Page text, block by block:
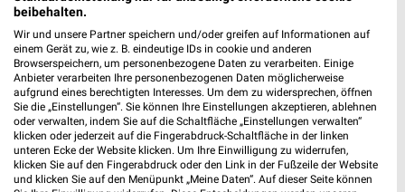
6 Prospekte
Müller Müller
beibehalten.
Wir und unsere Partner speichern und/oder greifen auf Informationen auf
einem Gerät zu, wie z. B. eindeutige IDs in cookie und anderen
Browserspeichern, um personenbezogene Daten zu verarbeiten. Einige
Anbieter verarbeiten Ihre personenbezogenen Daten möglicherweise
aufgrund eines berechtigten Interesses. Um dem zu widersprechen, öffnen
Sie die „Einstellungen“. Sie können Ihre Einstellungen akzeptieren, ablehnen
oder verwalten, indem Sie auf die Schaltfläche „Einstellungen verwalten“
klicken oder jederzeit auf die Fingerabdruck-Schaltfläche in der linken
unteren Ecke der Website klicken. Um Ihre Einwilligung zu widerrufen,
klicken Sie auf den Fingerabdruck oder den Link in der Fußzeile der Website
und klicken Sie auf den Menüpunkt „Meine Daten“. Auf dieser Seite können